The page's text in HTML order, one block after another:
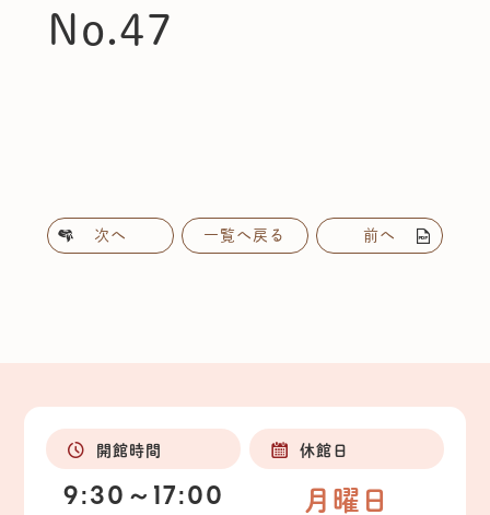
No.47
次へ 一覧へ戻る 前へ
開館時間
9:30～17:00
休館日
月曜日